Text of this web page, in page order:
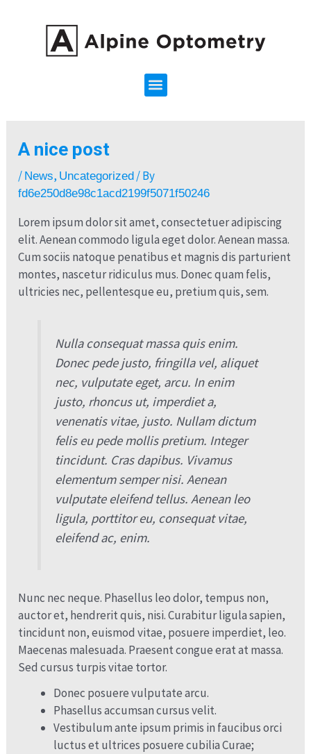
Menu
A nice post
/ News, Uncategorized / By
fd6e250d8e98c1acd2199f5071f50246
Lorem ipsum dolor sit amet, consectetuer adipiscing
elit. Aenean commodo ligula eget dolor. Aenean massa.
Cum sociis natoque penatibus et magnis dis parturient
montes, nascetur ridiculus mus. Donec quam felis,
ultricies nec, pellentesque eu, pretium quis, sem.
Nulla consequat massa quis enim.
Donec pede justo, fringilla vel, aliquet
nec, vulputate eget, arcu. In enim
justo, rhoncus ut, imperdiet a,
venenatis vitae, justo. Nullam dictum
felis eu pede mollis pretium. Integer
tincidunt. Cras dapibus. Vivamus
elementum semper nisi. Aenean
vulputate eleifend tellus. Aenean leo
ligula, porttitor eu, consequat vitae,
eleifend ac, enim.
Nunc nec neque. Phasellus leo dolor, tempus non,
auctor et, hendrerit quis, nisi. Curabitur ligula sapien,
tincidunt non, euismod vitae, posuere imperdiet, leo.
Maecenas malesuada. Praesent congue erat at massa.
Sed cursus turpis vitae tortor.
Donec posuere vulputate arcu.
Phasellus accumsan cursus velit.
Vestibulum ante ipsum primis in faucibus orci
luctus et ultrices posuere cubilia Curae;
navigation